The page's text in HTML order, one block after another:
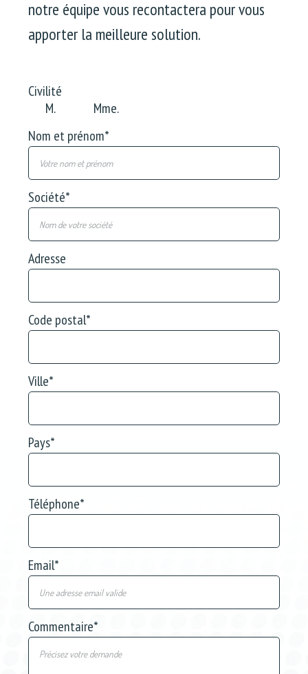
notre équipe vous recontactera pour vous
apporter la meilleure solution.
Civilité
M.
Mme.
Nom et prénom*
Société*
Adresse
Code postal*
Ville*
Pays*
Téléphone*
Email*
Commentaire*